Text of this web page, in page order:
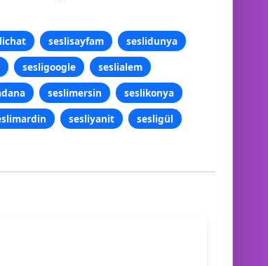
seslisayfam
seslidunya
sesligoogle
seslialem
seslimersin
seslikonya
sesliyanit
sesligül